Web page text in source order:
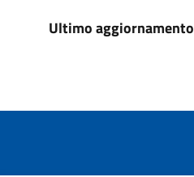
Ultimo aggiornamento